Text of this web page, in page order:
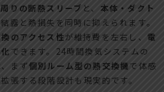
りの断熱スリーブ と、 本体・ダクト
露と熱損失を同時に抑えられます。
のアクセス性が維持費を左右し、 電
できます。24時間換気システムの
まず個別ルーム型の熱交換機で体感
張する段階設計も現実的です。